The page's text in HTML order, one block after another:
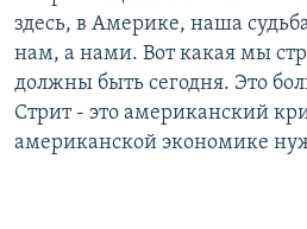
здесь, в Америке, наша
нам, а нами. Вот какая мы
должны быть сегодня. Это
Стрит - это американский
американской экономике